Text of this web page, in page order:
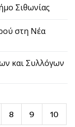
Σιθωνίας
στη Νέα
και Συλλόγων
8 9 10